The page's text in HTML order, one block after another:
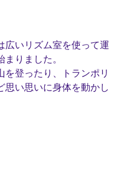
広いリズム室を使って運
りました。
を登ったり、トランポリ
思い思いに身体を動かし